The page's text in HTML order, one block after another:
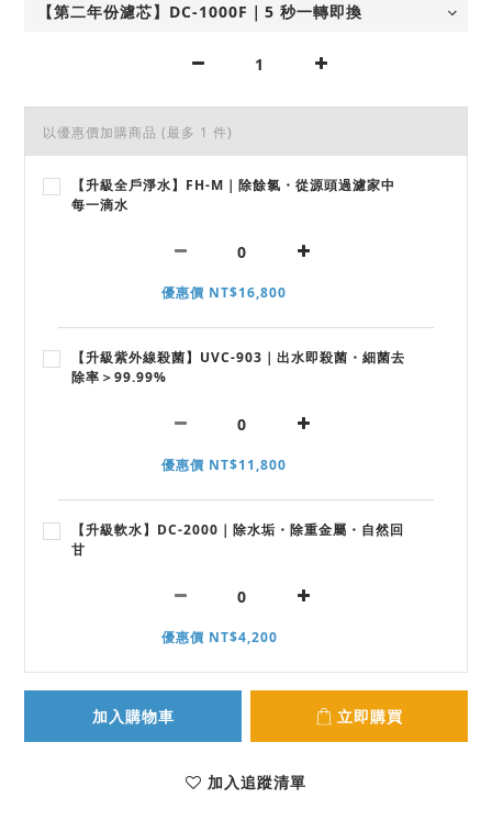
以優惠價加購商品 (最多 1 件)
【升級全戶淨水】FH-M｜除餘氯・從源頭過濾家中
每一滴水
優惠價 NT$16,800
【升級紫外線殺菌】UVC-903｜出水即殺菌・細菌去
除率＞99.99%
優惠價 NT$11,800
【升級軟水】DC-2000｜除水垢・除重金屬・自然回
甘
優惠價 NT$4,200
加入購物車 立即購買
加入追蹤清單